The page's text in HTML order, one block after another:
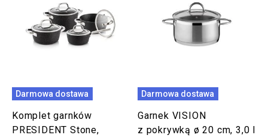
Darmowa dostawa
Komplet garnków
PRESIDENT Stone,
Darmowa dostawa
Garnek VISION
z pokrywką ø 20 cm, 3,0 l